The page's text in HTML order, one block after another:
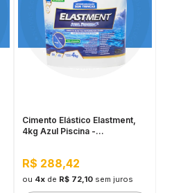
Cimento Elástico Elastment,
4kg Azul Piscina -
R$ 288,42
ou 4xde R$ 72,10 sem juros